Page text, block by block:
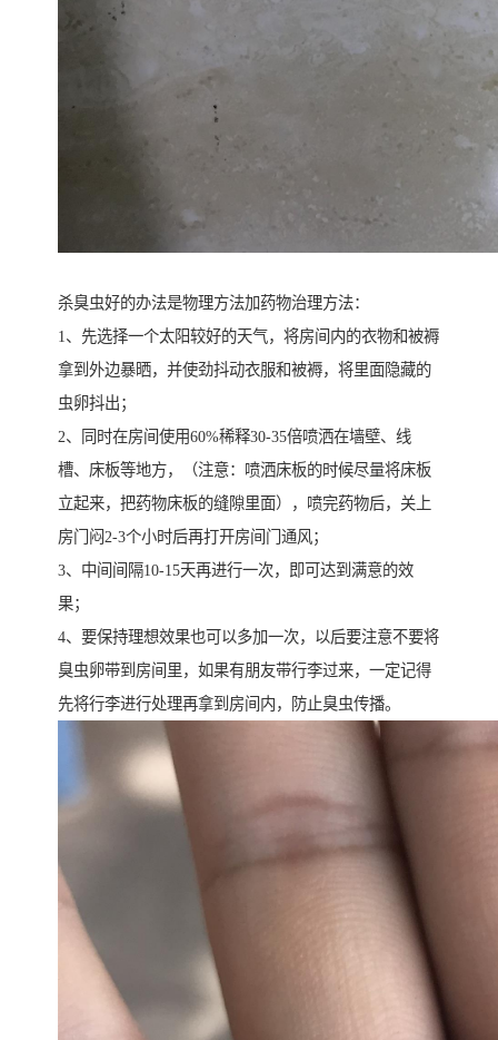
杀臭虫好的办法是物理方法加药物治理方法：
1、先选择一个太阳较好的天气，将房间内的衣物和被褥
拿到外边暴晒，并使劲抖动衣服和被褥，将里面隐藏的
虫卵抖出；
2、同时在房间使用60%稀释30-35倍喷洒在墙壁、线
槽、床板等地方，（注意：喷洒床板的时候尽量将床板
立起来，把药物床板的缝隙里面），喷完药物后，关上
房门闷2-3个小时后再打开房间门通风；
3、中间间隔10-15天再进行一次，即可达到满意的效
果；
4、要保持理想效果也可以多加一次，以后要注意不要将
臭虫卵带到房间里，如果有朋友带行李过来，一定记得
先将行李进行处理再拿到房间内，防止臭虫传播。